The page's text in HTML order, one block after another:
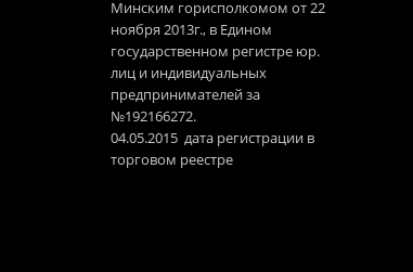
Минским горисполкомом от 22
ноября 2013г., в Едином
государственном регистре юр.
лиц и индивидуальных
предпринимателей за
№192166272.
04.05.2015 дата регистрации в
торговом реестре